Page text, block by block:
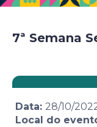
7ª Semana
Data: 28/10/
Local do